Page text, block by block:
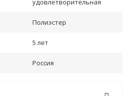
удовлетворительная
Полиэстер
5 лет
Россия